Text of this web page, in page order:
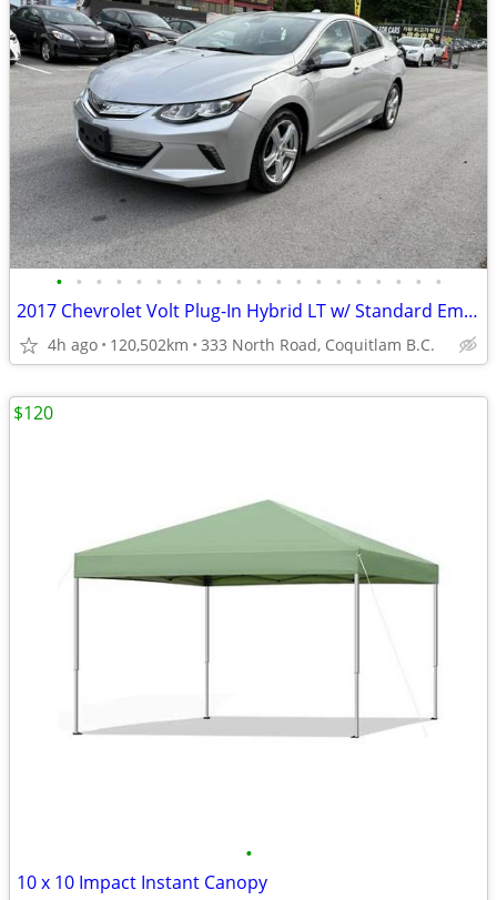
• • • • • • • • • • • • • • • • • • • •
2017 Chevrolet Volt Plug-In Hybrid LT w/ Standard Emission Package
4h ago 120,502km 333 North Road, Coquitlam B.C.
•
10 x 10 Impact Instant Canopy
$120